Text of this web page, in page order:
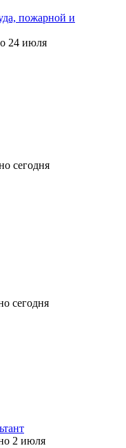
пожарной и
24 июля
сегодня
сегодня
2 июля